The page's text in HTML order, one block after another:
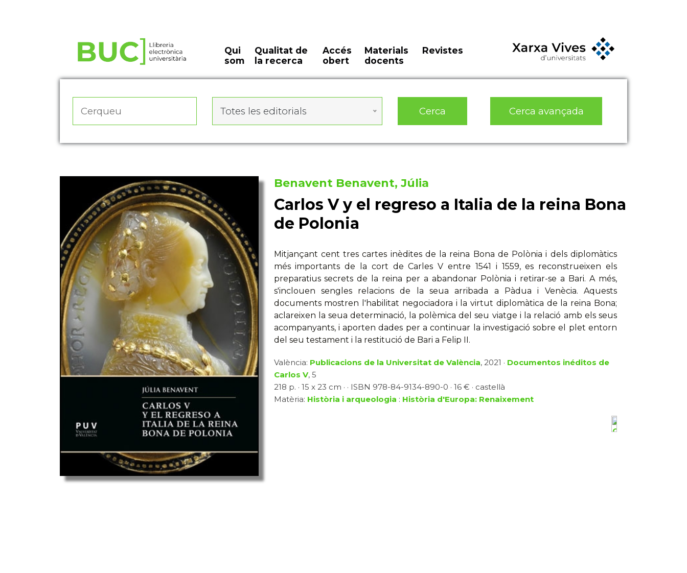
Qui
som
Qualitat de
la recerca
Accés
obert
Materials
docents
Revistes
Totes les editorials Cerca Cerca avançada
Benavent Benavent, Júlia
Carlos V y el regreso a Italia de la reina Bona
de Polonia
Mitjançant cent tres cartes inèdites de la reina Bona de Polònia i dels diplomàtics
més importants de la cort de Carles V entre 1541 i 1559, es reconstrueixen els
preparatius secrets de la reina per a abandonar Polònia i retirar-se a Bari. A més,
s'inclouen sengles relacions de la seua arribada a Pàdua i Venècia. Aquests
documents mostren l'habilitat negociadora i la virtut diplomàtica de la reina Bona;
aclareixen la seua determinació, la polèmica del seu viatge i la relació amb els seus
acompanyants, i aporten dades per a continuar la investigació sobre el plet entorn
del seu testament i la restitució de Bari a Felip II.
València: Publicacions de la Universitat de València, 2021 · Documentos inéditos de
Carlos V, 5
218 p. · 15 x 23 cm · · ISBN 978-84-9134-890-0 · 16 € · castellà
Matèria: Història i arqueologia : Història d'Europa: Renaixement